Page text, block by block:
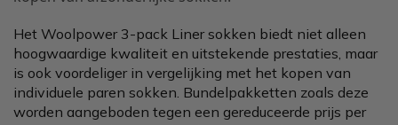
Het Woolpower 3-pack Liner sokken biedt niet alleen
hoogwaardige kwaliteit en uitstekende prestaties, maar
is ook voordeliger in vergelijking met het kopen van
individuele paren sokken. Bundelpakketten zoals deze
worden aangeboden tegen een gereduceerde prijs per